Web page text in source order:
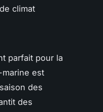
climat
parfait pour la
est
des
des